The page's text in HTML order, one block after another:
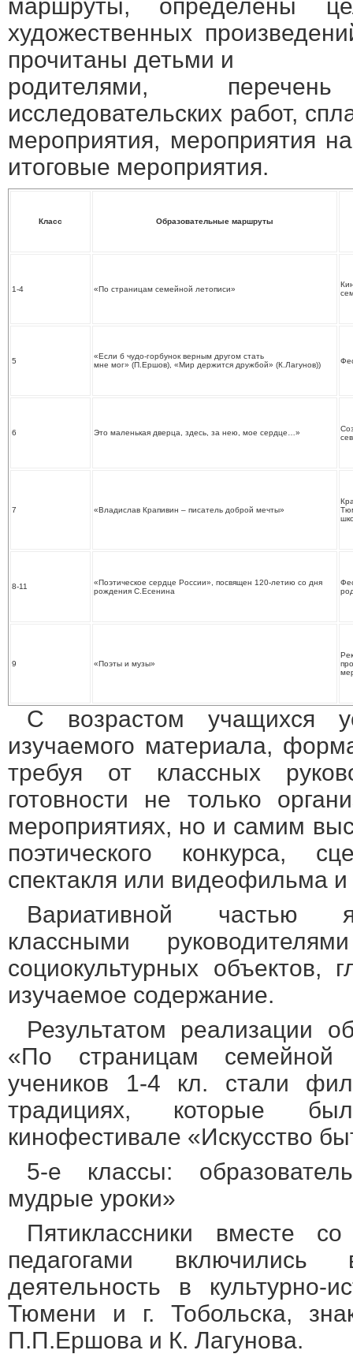
маршруты, определены
художественных
прочитаны детьми и
родителями,
исследовательских работ,
мероприятия, мероприятия
итоговые мероприятия.
Класс Образовательные маршруты
1-4 «По страницам семейной летописи»
5
«Если б чудо-горбунок верным другом стать
мне мог» (П.Ершов), «Мир держится дружбой» (К.Лагунов))
6 Это маленькая дверца, здесь, за нею, мое сердце…»
7 «Владислав Крапивин – писатель доброй мечты»
8-11
«Поэтическое сердце России», посвящен 120-летию со дня
рождения С.Есенина
9 «Поэты и музы»
С возрастом учащихся
изучаемого материала,
требуя от классных
готовности не только
мероприятиях, но и самим
поэтического конкурса,
спектакля или видеофильма и
Вариативной частью
классными
социокультурных объектов,
изучаемое содержание.
Результатом реализации
«По страницам
учеников 1-4 кл. стали
традициях, которые
кинофестивале «Искусство
5-е классы:
мудрые уроки»
Пятиклассники вместе
педагогами включились
деятельность в культурно-
Тюмени и г. Тобольска,
П.П.Ершова и К. Лагунова.